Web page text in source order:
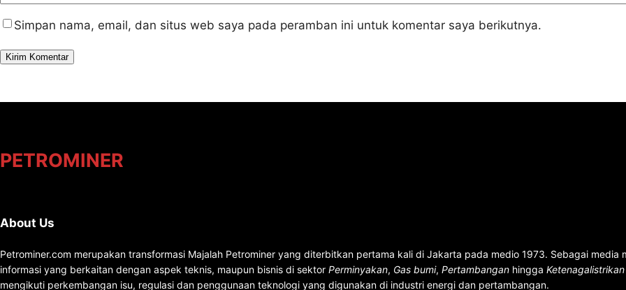
Simpan nama, email, dan situs web saya pada peramban ini untuk komentar saya berikutnya.
PETROMINER
About Us
Petrominer.com merupakan transformasi Majalah Petrominer yang diterbitkan pertama kali di Jakarta pada medio 1973. Sebagai media
informasi yang berkaitan dengan aspek teknis, maupun bisnis di sektor Perminyakan, Gas bumi, Pertambangan hingga
mengikuti perkembangan isu, regulasi dan penggunaan teknologi yang digunakan di industri energi dan pertambangan.